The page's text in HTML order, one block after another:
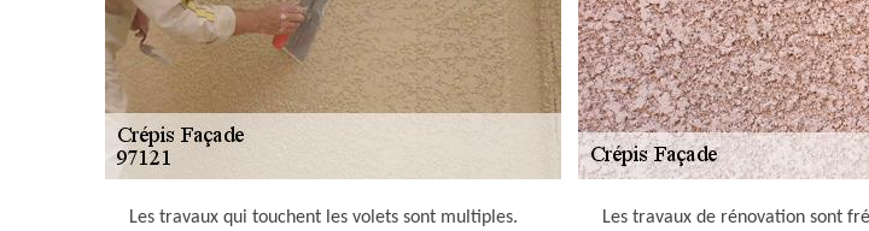
Les travaux qui touchent les volets sont multiples.
Les travaux de rénovation sont